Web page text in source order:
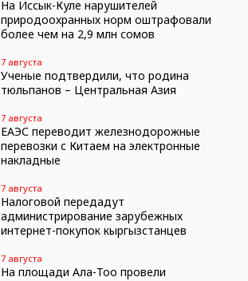
На Иссык-Куле нарушителей
природоохранных норм оштрафовали
более чем на 2,9 млн сомов
7 августа
Ученые подтвердили, что родина
тюльпанов – Центральная Азия
7 августа
ЕАЭС переводит железнодорожные
перевозки с Китаем на электронные
накладные
7 августа
Налоговой передадут
администрирование зарубежных
интернет-покупок кыргызстанцев
7 августа
На площади Ала-Тоо провели